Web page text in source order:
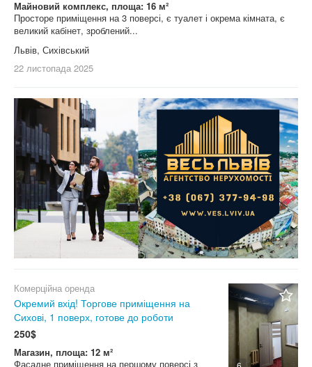
Майновий комплекс, площа: 16 м²
Просторе приміщення на 3 поверсі, є туалет і окрема кімната, є
великий кабінет, зроблений...
Львів, Сихівський
22 листопада 2025
Комерційна оренда
Окремий вхід! Торгове приміщення на
Сихові, 1 поверх, готове до роботи
250$
Магазин, площа: 12 м²
Фасадне приміщення на першому поверсі з